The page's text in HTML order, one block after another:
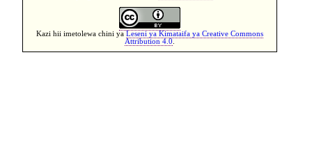
Kazi hii imetolewa chini ya Leseni ya Kimataifa ya Creative Commons
Attribution 4.0